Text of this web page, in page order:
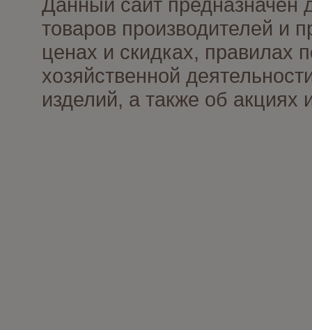
товаров производителей и
ценах и скидках, правилах
хозяйственной
изделий, а также об